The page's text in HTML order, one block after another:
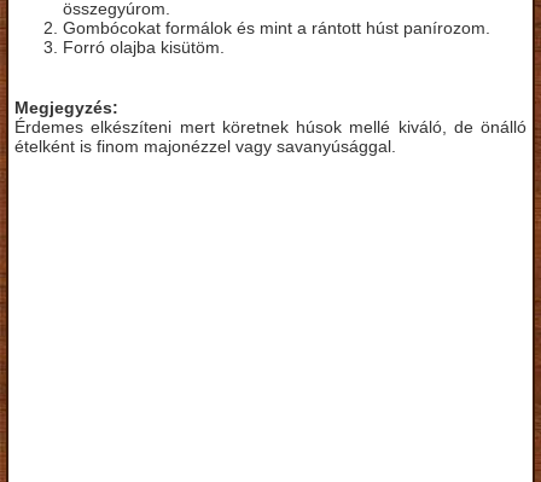
összegyúrom.
Gombócokat formálok és mint a rántott húst panírozom.
Forró olajba kisütöm.
Megjegyzés:
Érdemes elkészíteni mert köretnek húsok mellé kiváló, de önálló
ételként is finom majonézzel vagy savanyúsággal.